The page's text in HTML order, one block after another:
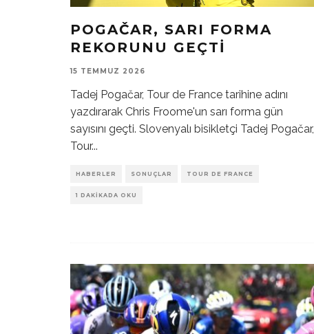
POGAČAR, SARI FORMA
REKORUNU GEÇTI
15 TEMMUZ 2026
Tadej Pogačar, Tour de France tarihine adını
yazdırarak Chris Froome'un sarı forma gün
sayısını geçti. Slovenyalı bisikletçi Tadej Pogačar,
Tour...
HABERLER SONUÇLAR TOUR DE FRANCE
1 DAKIKADA OKU